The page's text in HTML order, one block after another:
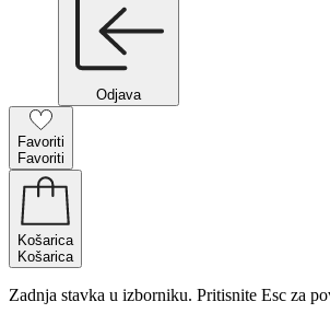
Odjava
Favoriti
Favoriti
Košarica
Košarica
Zadnja stavka u izborniku. Pritisnite Esc za